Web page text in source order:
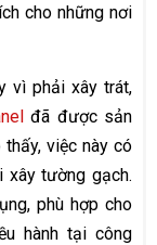
cho những nơi
vì phải xây trát,
đã được sản
thấy, việc này có
tường gạch.
phù hợp cho
hành tại công